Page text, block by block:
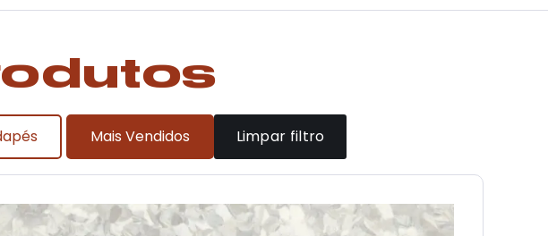
Mais Vendidos Limpar filtro